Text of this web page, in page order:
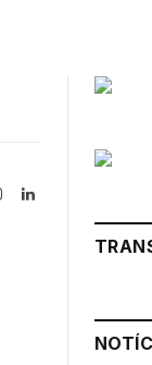
InstagramLinkedIn